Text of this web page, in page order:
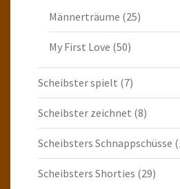
Männerträume (25)
My First Love (50)
Scheibster spielt (7)
Scheibster zeichnet (8)
Scheibsters Schnappschüsse
Scheibsters Shorties (29)